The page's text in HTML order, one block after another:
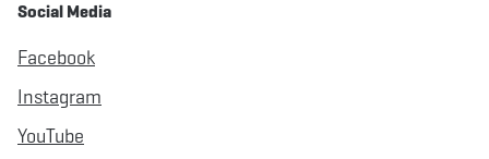
Social Media
Facebook
Instagram
YouTube